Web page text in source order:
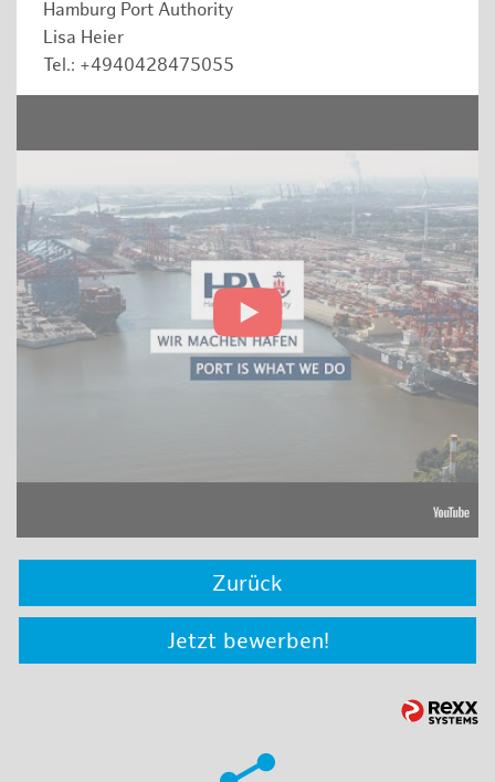
Hamburg Port Authority
Lisa Heier
Tel.: +4940428475055
Zurück
Jetzt bewerben!